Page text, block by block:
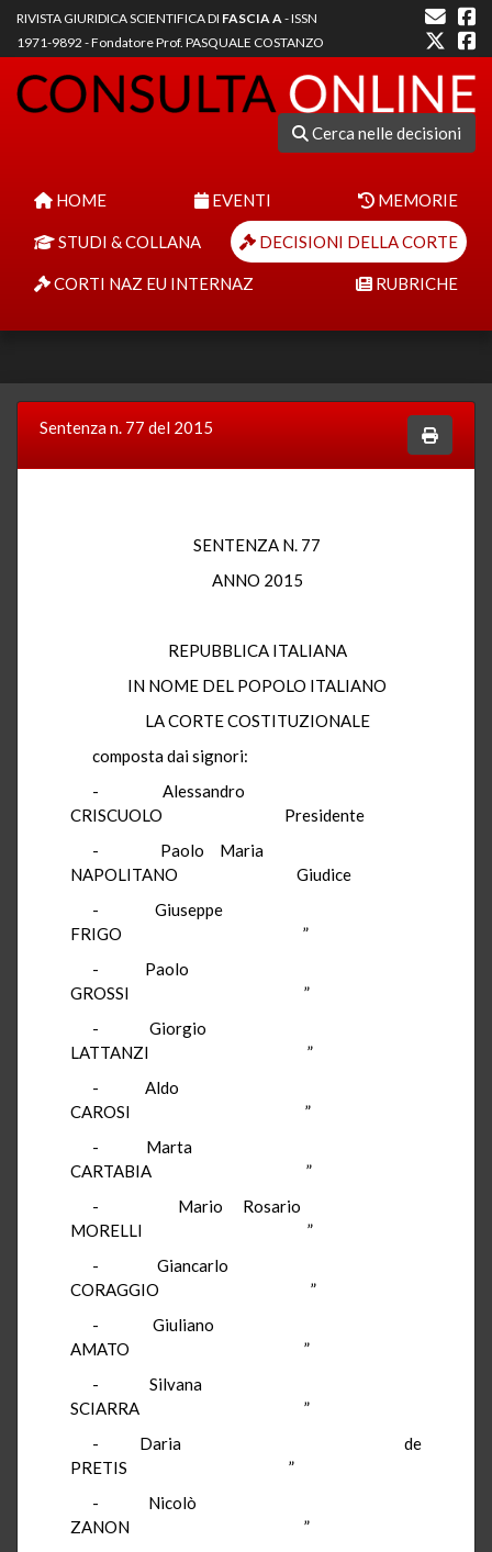
RIVISTA GIURIDICA SCIENTIFICA DI FASCIA A- ISSN
1971-9892 - Fondatore Prof. PASQUALE COSTANZO
Cerca nelle decisioni
HOME EVENTI MEMORIE
STUDI & COLLANA DECISIONI DELLA CORTE
CORTI NAZ EU INTERNAZ RUBRICHE
Sentenza n. 77 del 2015
SENTENZA N. 77
ANNO 2015
REPUBBLICA ITALIANA
IN NOME DEL POPOLO ITALIANO
LA CORTE COSTITUZIONALE
composta dai signori:
-
Alessandro
CRISCUOLO
Presidente
-
Paolo Maria
NAPOLITANO
Giudice
-
Giuseppe
FRIGO
”
-
Paolo
GROSSI
”
-
Giorgio
LATTANZI
”
-
Aldo
CAROSI
”
-
Marta
CARTABIA
”
-
Mario Rosario
MORELLI
”
-
Giancarlo
CORAGGIO
”
-
Giuliano
AMATO
”
-
Silvana
SCIARRA
”
-
Daria
de
PRETIS
”
-
Nicolò
ZANON
”